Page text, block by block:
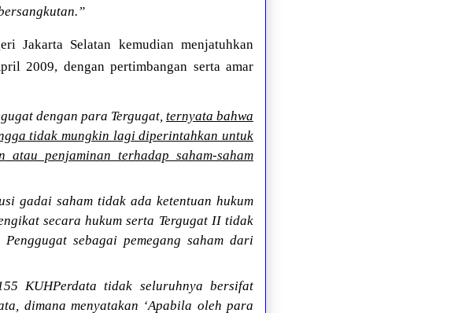
Jakarta Selatan kemudian menjatuhkan
2009, dengan pertimbangan serta amar
dengan para Tergugat, ternyata bahwa
tidak mungkin lagi diperintahkan untuk
atau penjaminan terhadap saham-saham
gadai saham tidak ada ketentuan hukum
secara hukum serta Tergugat II tidak
sebagai pemegang saham dari
KUHPerdata tidak seluruhnya bersifat
dimana menyatakan ‘Apabila oleh para